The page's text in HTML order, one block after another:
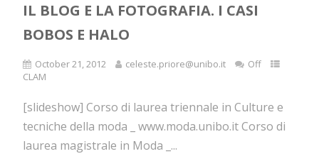
IL BLOG E LA FOTOGRAFIA. I CASI
BOBOS E HALO
October 21, 2012 celeste.priore@unibo.it
Off
CLAM
[slideshow] Corso di laurea triennale in Culture e
tecniche della moda _ www.moda.unibo.it Corso di
laurea magistrale in Moda _...